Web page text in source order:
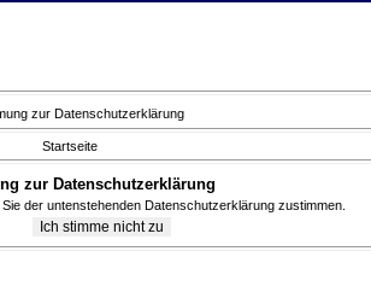
zur Datenschutzerklärung
Startseite
zur Datenschutzerklärung
der untenstehenden Datenschutzerklärung zustimmen.